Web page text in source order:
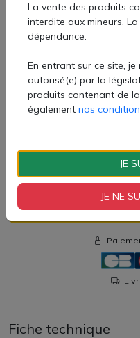
Le custom de la box
Les plaques aimantées
l'achat chez AZVape avec
Quantité
Fiche technique
La vente des produits
interdite aux mineurs.
dépendance.
En entrant sur ce site,
autorisé(e) par la
produits contenant de
également nos
JE
JE NE